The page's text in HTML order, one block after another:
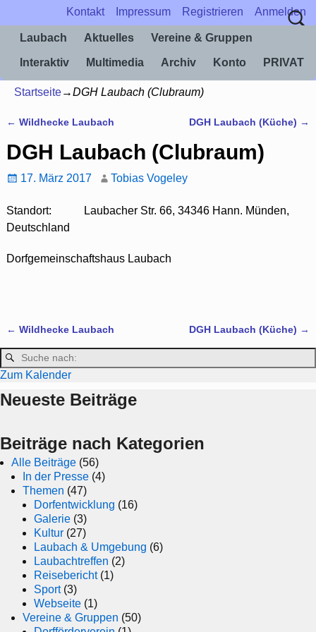
Kontakt Impressum Registrieren Anmelden
Laubach Aktuelles Vereine & Gruppen
Interaktiv Multimedia Archiv Konto PRIVAT
Startseite→DGH Laubach (Clubraum)
← Wildhecke Laubach DGH Laubach (Küche) →
DGH Laubach (Clubraum)
17. März 2017 Tobias Vogeley
Standort:
Laubacher Str. 66, 34346 Hann. Münden,
Deutschland
Dorfgemeinschaftshaus Laubach
Artikelnavigation
← Wildhecke Laubach DGH Laubach (Küche) →
Zum Kalender
Neueste Beiträge
Beiträge nach Kategorien
Alle Beiträge (56)
In der Presse (4)
Themen (47)
Dorfentwicklung (16)
Galerie (3)
Kultur (27)
Laubach & Umgebung (6)
Laubachtreffen (2)
Reisebericht(1)
Sport(3)
Webseite (1)
Vereine & Gruppen (50)